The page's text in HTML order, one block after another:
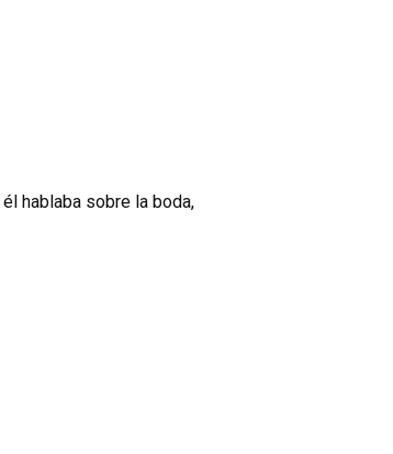
hablaba sobre la boda,